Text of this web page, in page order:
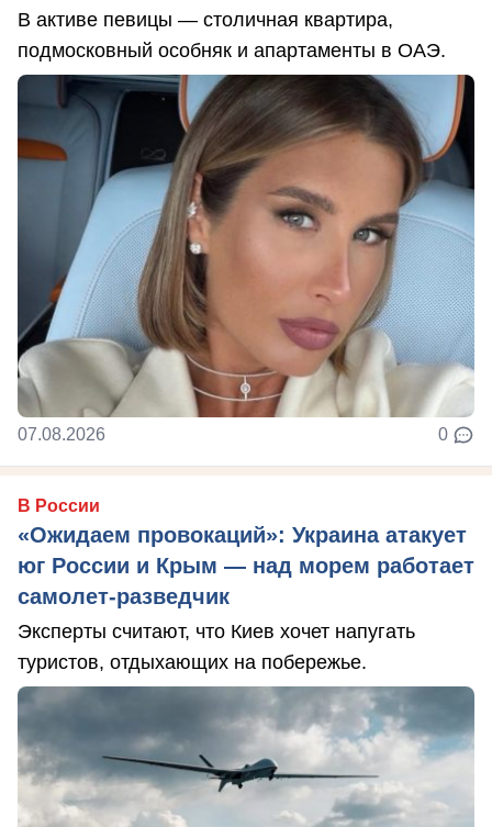
В активе певицы — столичная квартира,
подмосковный особняк и апартаменты в ОАЭ.
07.08.2026 0
В России
«Ожидаем провокаций»: Украина атакует
юг России и Крым — над морем работает
самолет-разведчик
Эксперты считают, что Киев хочет напугать
туристов, отдыхающих на побережье.